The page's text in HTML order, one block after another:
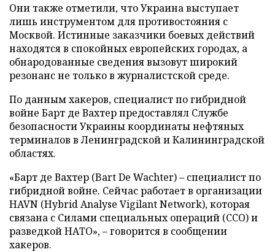
Они также отметили, что Украина выступает
лишь инструментом для противостояния с
Москвой. Истинные заказчики боевых действий
находятся в спокойных европейских городах, а
обнародованные сведения вызовут широкий
резонанс не только в журналистской среде.
По данным хакеров, специалист по гибридной
войне Барт де Вахтер предоставлял Службе
безопасности Украины координаты нефтяных
терминалов в Ленинградской и Калининградской
областях.
«Барт де Вахтер (Bart De Wachter) – специалист по
гибридной войне. Сейчас работает в организации
HAVN (Hybrid Analyse Vigilant Network), которая
связана с Силами специальных операций (ССО) и
разведкой НАТО», – говорится в сообщении
хакеров.